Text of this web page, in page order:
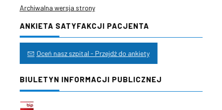
Archiwalna wersja strony
ANKIETA SATYFAKCJI PACJENTA
Oceń nasz szpital - Przejdź do ankiety
BIULETYN INFORMACJI PUBLICZNEJ